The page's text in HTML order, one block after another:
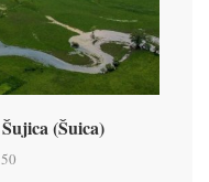
(Šuica)